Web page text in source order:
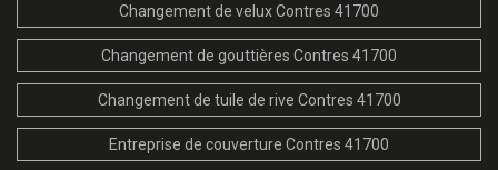
Changement de velux Contres 41700
Changement de gouttières Contres 41700
Changement de tuile de rive Contres 41700
Entreprise de couverture Contres 41700